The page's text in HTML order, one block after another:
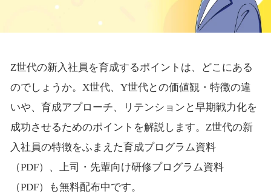
Z世代の新入社員を育成するポイントは、どこにある
のでしょうか。X世代、Y世代との価値観・特徴の違
いや、育成アプローチ、リテンションと早期戦力化を
成功させるためのポイントを解説します。Z世代の新
入社員の特徴をふまえた育成プログラム資料
（PDF）、上司・先輩向け研修プログラム資料
（PDF）も無料配布中です。